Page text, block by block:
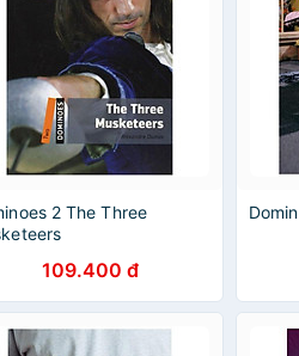
2 The Three
109.400 đ